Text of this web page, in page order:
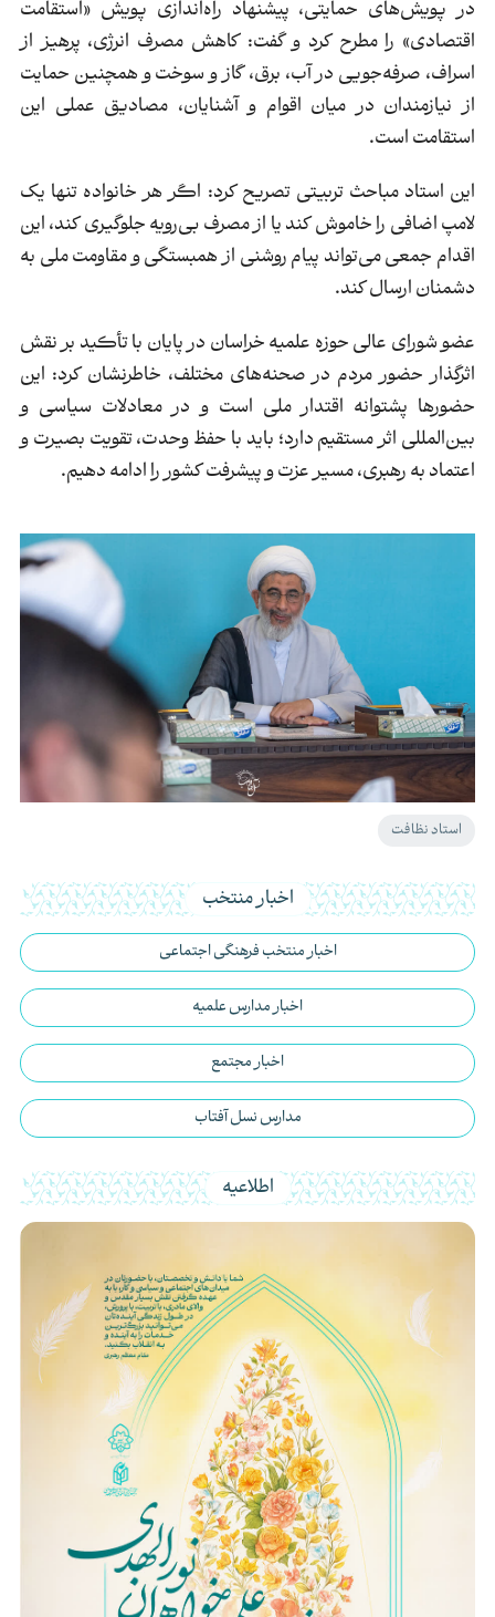
در پویش‌های حمایتی، پیشنهاد راه‌اندازی پویش «استقامت
اقتصادی» را مطرح کرد و گفت: کاهش مصرف انرژی، پرهیز از
اسراف، صرفه‌جویی در آب، برق، گاز و سوخت و همچنین حمایت
از نیازمندان در میان اقوام و آشنایان، مصادیق عملی این
استقامت است.
این استاد مباحث تربیتی تصریح کرد: اگر هر خانواده تنها یک
لامپ اضافی را خاموش کند یا از مصرف بی‌رویه جلوگیری کند، این
اقدام جمعی می‌تواند پیام روشنی از همبستگی و مقاومت ملی به
دشمنان ارسال کند.
عضو شورای عالی حوزه علمیه خراسان در پایان با تأکید بر نقش
اثرگذار حضور مردم در صحنه‌های مختلف، خاطرنشان کرد: این
حضورها پشتوانه اقتدار ملی است و در معادلات سیاسی و
بین‌المللی اثر مستقیم دارد؛ باید با حفظ وحدت، تقویت بصیرت و
اعتماد به رهبری، مسیر عزت و پیشرفت کشور را ادامه دهیم.
استاد نظافت
اخبار منتخب
اخبار منتخب فرهنگی اجتماعی
اخبار مدارس علمیه
اخبار مجتمع
مدارس نسل آفتاب
اطلاعیه